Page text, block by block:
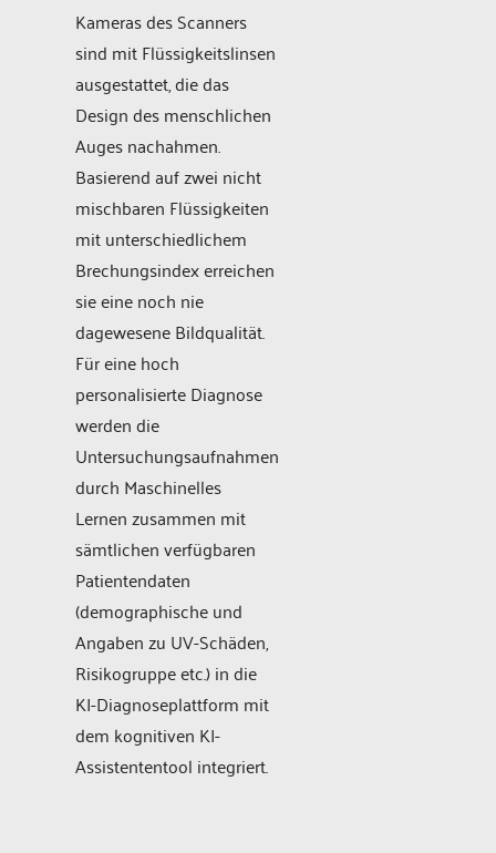
Kameras des Scanners
sind mit Flüssigkeitslinsen
ausgestattet, die das
Design des menschlichen
Auges nachahmen.
Basierend auf zwei nicht
mischbaren Flüssigkeiten
mit unterschiedlichem
Brechungsindex erreichen
sie eine noch nie
dagewesene Bildqualität.
Für eine hoch
personalisierte Diagnose
werden die
Untersuchungsaufnahmen
durch Maschinelles
Lernen zusammen mit
sämtlichen verfügbaren
Patientendaten
(demographische und
Angaben zu UV-Schäden,
Risikogruppe etc.) in die
KI-Diagnoseplattform mit
dem kognitiven KI-
Assistententool integriert.